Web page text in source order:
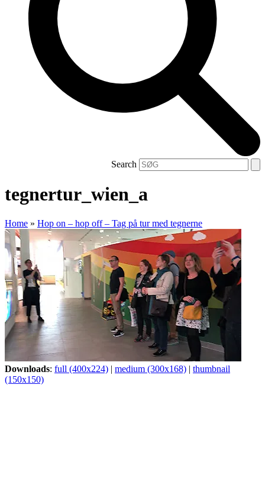
Search
tegnertur_wien_a
Home » Hop on – hop off – Tag på tur med tegnerne
Downloads: full (400x224) | medium (300x168) | thumbnail
(150x150)